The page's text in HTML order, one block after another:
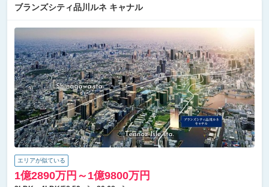
ブランズシティ品川ルネ キャナル
エリアが似ている
1億2890万円～1億9800万円